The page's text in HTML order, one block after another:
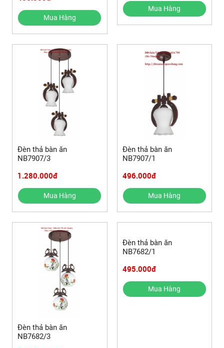
Mua Hàng
Mua Hàng
Đèn thả bàn ăn
NB7907/3
1.280.000đ
Mua Hàng
Đèn thả bàn ăn
NB7907/1
496.000đ
Mua Hàng
Đèn thả bàn ăn
NB7682/3
Đèn thả bàn ăn
NB7682/1
495.000đ
Mua Hàng